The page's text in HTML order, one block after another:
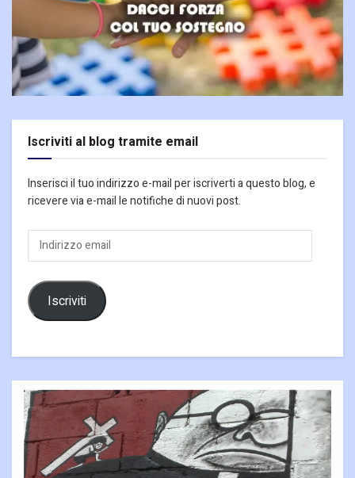
Iscriviti al blog tramite email
Inserisci il tuo indirizzo e-mail per iscriverti a questo blog, e
ricevere via e-mail le notifiche di nuovi post.
Indirizzo
email
Iscriviti